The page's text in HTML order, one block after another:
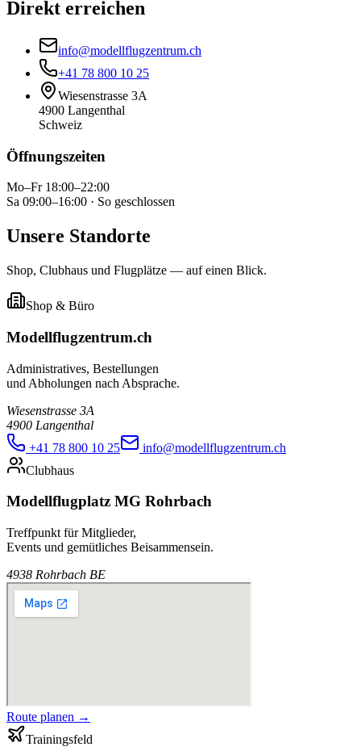
Direkt erreichen
info@modellflugzentrum.ch
+41 78 800 10 25
Wiesenstrasse 3A
4900 Langenthal
Schweiz
Öffnungszeiten
Mo–Fr 18:00–22:00
Sa 09:00–16:00 · So geschlossen
Unsere Standorte
Shop, Clubhaus und Flugplätze — auf einen Blick.
Shop & Büro
Modellflugzentrum.ch
Administratives, Bestellungen
und Abholungen nach Absprache.
Wiesenstrasse 3A
4900 Langenthal
+41 78 800 10 25
info@modellflugzentrum.ch
Clubhaus
Modellflugplatz MG Rohrbach
Treffpunkt für Mitglieder,
Events und gemütliches Beisammensein.
4938 Rohrbach BE
Route planen →
Trainingsfeld